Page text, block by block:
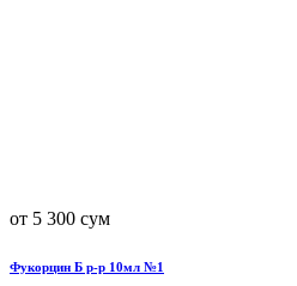
от 5 300 сум
Фукорцин Б р-р 10мл №1